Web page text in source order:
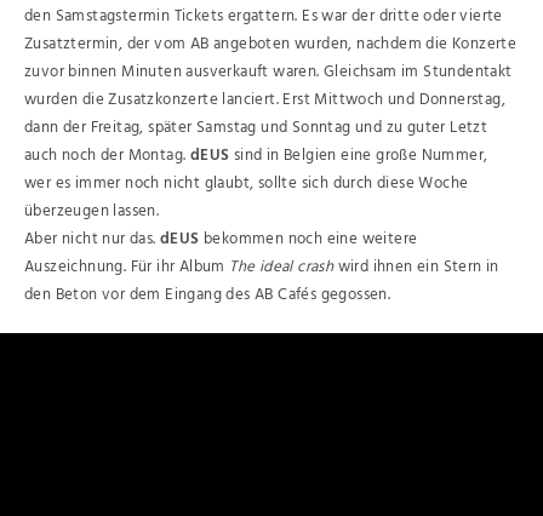
den Samstagstermin Tickets ergattern. Es war der dritte oder vierte
Zusatztermin, der vom AB angeboten wurden, nachdem die Konzerte
zuvor binnen Minuten ausverkauft waren. Gleichsam im Stundentakt
wurden die Zusatzkonzerte lanciert. Erst Mittwoch und Donnerstag,
dann der Freitag, später Samstag und Sonntag und zu guter Letzt
auch noch der Montag.dEUSsind in Belgien eine große Nummer,
wer es immer noch nicht glaubt, sollte sich durch diese Woche
überzeugen lassen.
Aber nicht nur das.dEUS bekommen noch eine weitere
Auszeichnung. Für ihr Album The ideal crashwird ihnen ein Stern in
den Beton vor dem Eingang des AB Cafés gegossen.